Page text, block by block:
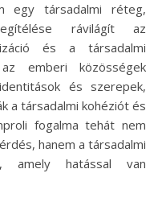
egy társadalmi réteg,
rávilágít az
és a társadalmi
emberi közösségek
és szerepek,
a társadalmi kohéziót és
fogalma tehát nem
hanem a társadalmi
amely hatással van